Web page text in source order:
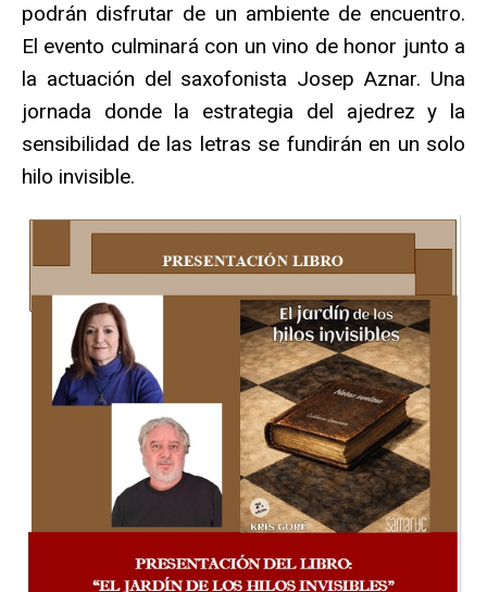
podrán disfrutar de un ambiente de encuentro.
El evento culminará con un vino de honor junto a
la actuación del saxofonista Josep Aznar. Una
jornada donde la estrategia del ajedrez y la
sensibilidad de las letras se fundirán en un solo
hilo invisible.